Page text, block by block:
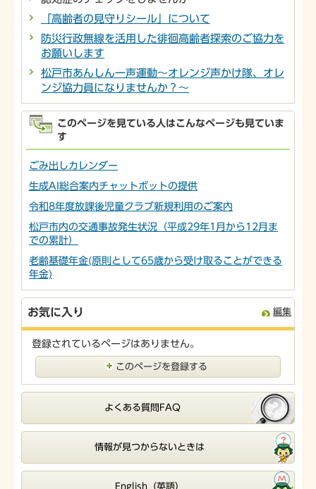
「高齢者の見守りシール」について
防災行政無線を活用した徘徊高齢者探索のご協力を
お願いします
松戸市あんしん一声運動～オレンジ声かけ隊、オレ
ンジ協力員になりませんか？～
このページを見ている人はこんなページも見ていま
す
ごみ出しカレンダー
生成AI総合案内チャットボットの提供
令和8年度放課後児童クラブ新規利用のご案内
松戸市内の交通事故発生状況（平成29年1月から12月ま
での累計）
老齢基礎年金(原則として65歳から受け取ることができる
年金)
お気に入り 編集
登録されているページはありません。
このページを登録する
よくある質問FAQ
情報が見つからないときは
English（英語）